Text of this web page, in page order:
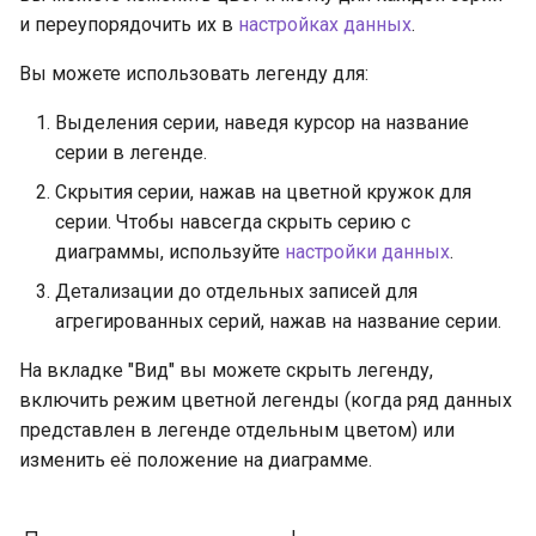
и переупорядочить их в настройках данных.
Вы можете использовать легенду для:
Выделения серии, наведя курсор на название
серии в легенде.
Скрытия серии, нажав на цветной кружок для
серии. Чтобы навсегда скрыть серию с
диаграммы, используйте настройки данных.
Детализации до отдельных записей для
агрегированных серий, нажав на название серии.
На вкладке "Вид" вы можете скрыть легенду,
включить режим цветной легенды (когда ряд данных
представлен в легенде отдельным цветом) или
изменить её положение на диаграмме.